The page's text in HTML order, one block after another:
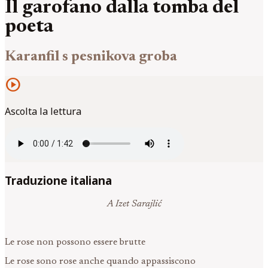
Il garofano dalla tomba del
poeta
Karanfil s pesnikova groba
play_circle
Ascolta la lettura
Traduzione italiana
A Izet Sarajlić
Le rose non possono essere brutte
Le rose sono rose anche quando appassiscono